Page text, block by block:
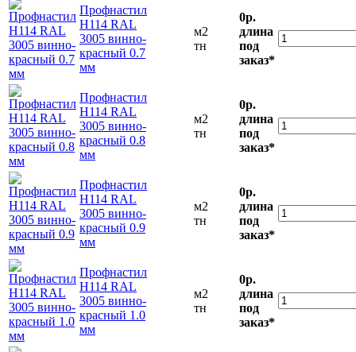
Профнастил
Н114 RAL
3005 винно-
красный 0.7
мм
м2
тн
0р.
длина
под
заказ*
Профнастил
Н114 RAL
3005 винно-
красный 0.8
мм
м2
тн
0р.
длина
под
заказ*
Профнастил
Н114 RAL
3005 винно-
красный 0.9
мм
м2
тн
0р.
длина
под
заказ*
Профнастил
Н114 RAL
3005 винно-
красный 1.0
мм
м2
тн
0р.
длина
под
заказ*